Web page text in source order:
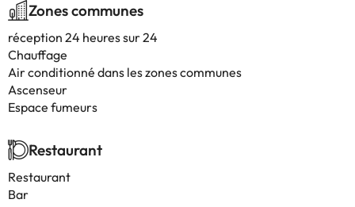
Zones communes
réception 24 heures sur 24
Chauffage
Air conditionné dans les zones communes
Ascenseur
Espace fumeurs
Restaurant
Restaurant
Bar